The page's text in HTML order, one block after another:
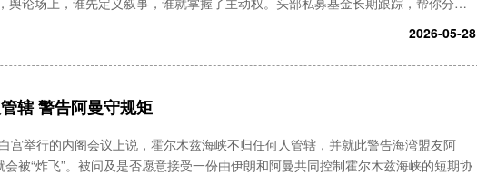
2026-05-28
辖 警告阿曼守规矩
宫举行的内阁会议上说，霍尔木兹海峡不归任何人管辖，并就此警告海湾盟友阿
会被“炸飞”。被问及是否愿意接受一份由伊朗和阿曼共同控制霍尔木兹海峡的短期协